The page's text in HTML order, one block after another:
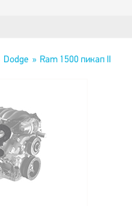
Dodge Ram 1500 пикап II